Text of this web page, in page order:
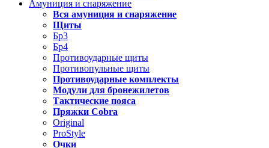
Амуниция и снаряжение
Вся амуниция и снаряжение
Щиты
Бр3
Бр4
Противоударные щиты
Противопульные щиты
Противоударные комплекты
Модули для бронежилетов
Тактические пояса
Пряжки Cobra
Original
ProStyle
Очки